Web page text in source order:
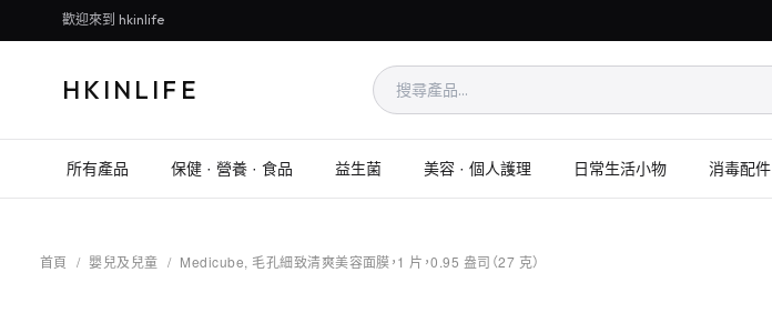
歡迎來到 hkinlife
HKINLIFE
所有產品 保健 · 營養 · 食品 益生菌 美容 · 個人護理 日常生活小物 消毒配件
首頁 / 嬰兒及兒童 / Medicube, 毛孔細致清爽美容面膜，1 片，0.95 盎司（27 克）